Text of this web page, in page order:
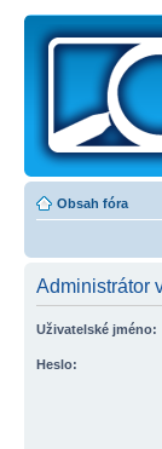
Obsah fóra
Administrátor
Uživatelské jméno:
Heslo: